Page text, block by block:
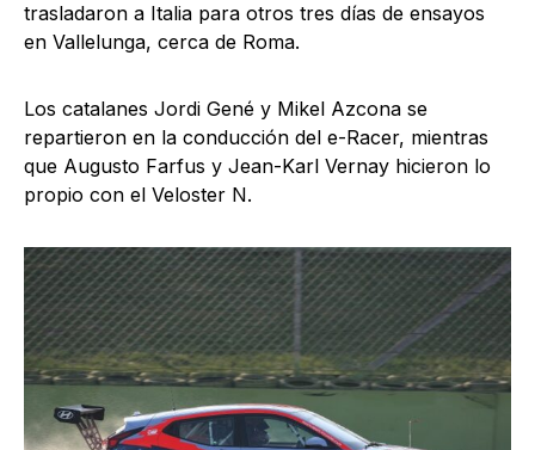
trasladaron a Italia para otros tres días de ensayos
en Vallelunga, cerca de Roma.
Los catalanes Jordi Gené y Mikel Azcona se
repartieron en la conducción del e-Racer, mientras
que Augusto Farfus y Jean-Karl Vernay hicieron lo
propio con el Veloster N.